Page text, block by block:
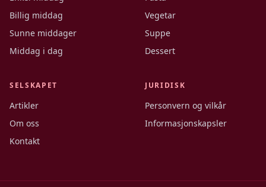
Billig middag
Sunne middager
Middag i dag
Vegetar
Suppe
Dessert
SELSKAPET
Artikler
Om oss
Kontakt
JURIDISK
Personvern og vilkår
Informasjonskapsler